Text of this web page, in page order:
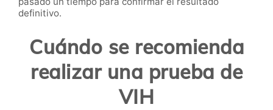
definitivo.
Cuándo se recomienda
realizar una prueba de
VIH